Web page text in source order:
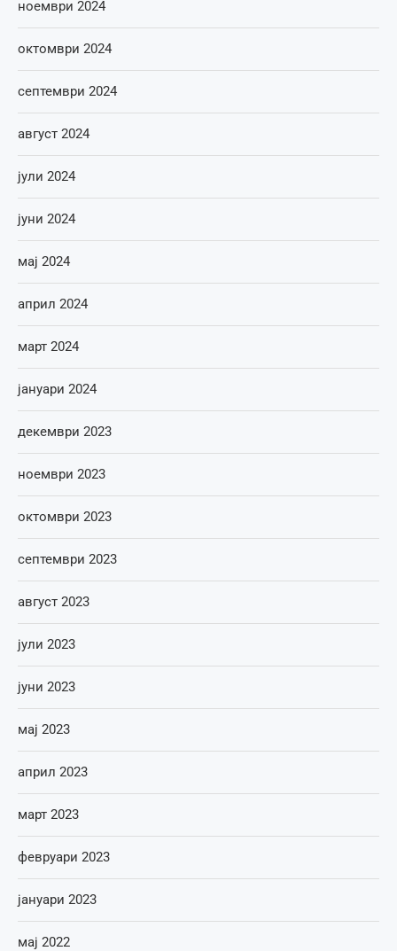
ноември 2024
октомври 2024
септември 2024
август 2024
јули 2024
јуни 2024
мај 2024
април 2024
март 2024
јануари 2024
декември 2023
ноември 2023
октомври 2023
септември 2023
август 2023
јули 2023
јуни 2023
мај 2023
април 2023
март 2023
февруари 2023
јануари 2023
мај 2022